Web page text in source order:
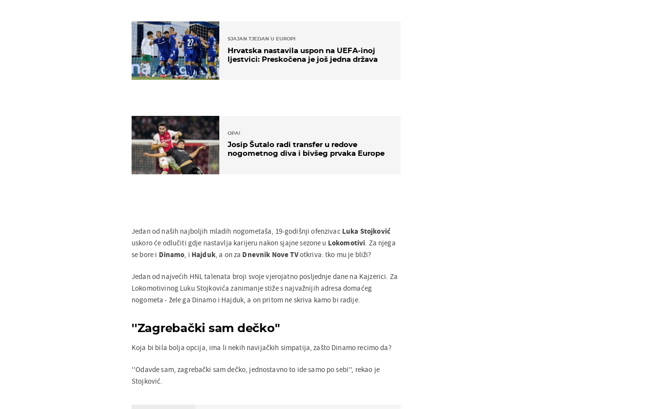
SJAJAN TJEDAN U EUROPI
Hrvatska nastavila uspon na UEFA-inoj
ljestvici: Preskočena je još jedna država
OPA!
Josip Šutalo radi transfer u redove
nogometnog diva i bivšeg prvaka Europe
Jedan od naših najboljih mladih nogometaša, 19-godišnji ofenzivac Luka Stojković
uskoro će odlučiti gdje nastavlja karijeru nakon sjajne sezone u Lokomotivi. Za njega
se bore i Dinamo, i Hajduk, a on za Dnevnik Nove TVotkriva: tko mu je bliži?
Jedan od najvećih HNL talenata broji svoje vjerojatno posljednje dane na Kajzerici. Za
Lokomotivinog Luku Stojkovića zanimanje stiže s najvažnijih adresa domaćeg
nogometa - žele ga Dinamo i Hajduk, a on pritom ne skriva kamo bi radije.
''Zagrebački sam dečko''
Koja bi bila bolja opcija, ima li nekih navijačkih simpatija, zašto Dinamo recimo da?
''Odavde sam, zagrebački sam dečko, jednostavno to ide samo po sebi'', rekao je
Stojković.